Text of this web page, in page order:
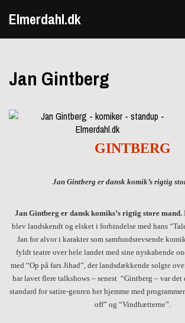
Elmerdahl.dk
Jan Gintberg
GINTBERG
Jan Gintberg er dansk komik’s rigtig
Jan Gintberg er dansk komiks’s rigtig store mand.
blev landskendt og elsket i forbindelse med hans
Jan for alvor i karakter som samfundsrevsende
fyldt teatre over hele landet med sine nyskabende
med “Op på fars Jihad”, der landsdækkende solgte
har lavet flere talkshows – senest “Gintberg – var det
standard for satire-genren her hjemme med
off” og “Vindhætterne”.